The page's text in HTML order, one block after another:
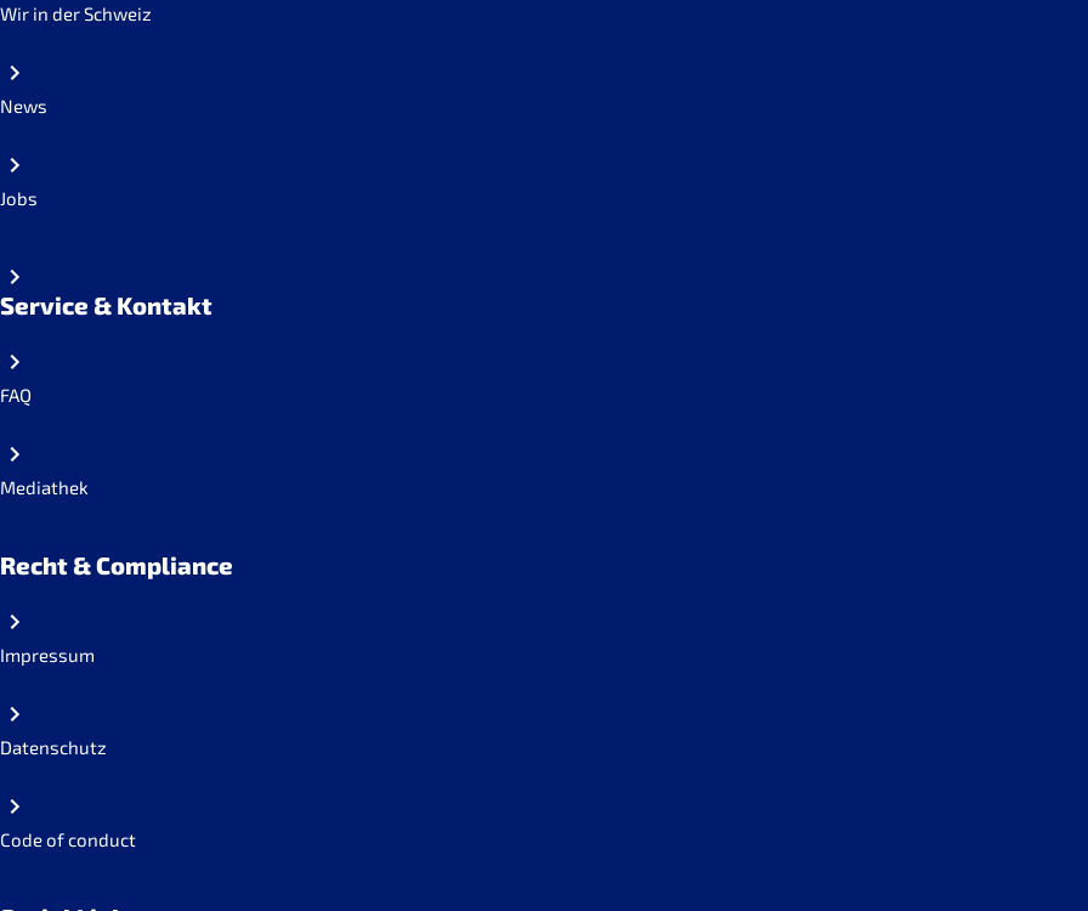
Wir in der Schweiz
News
Jobs
Service & Kontakt
FAQ
Mediathek
Recht & Compliance
Impressum
Datenschutz
Code of conduct